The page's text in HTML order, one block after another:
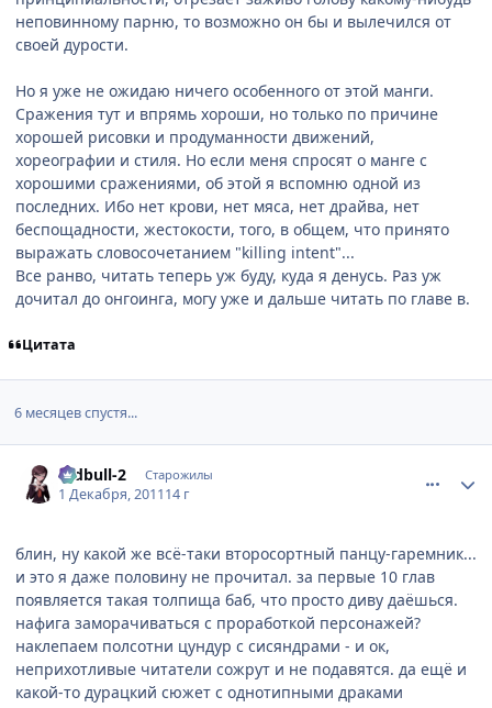
неповинному парню, то возможно он бы и вылечился от
своей дурости.
Но я уже не ожидаю ничего особенного от этой манги.
Сражения тут и впрямь хороши, но только по причине
хорошей рисовки и продуманности движений,
хореографии и стиля. Но если меня спросят о манге с
хорошими сражениями, об этой я вспомню одной из
последних. Ибо нет крови, нет мяса, нет драйва, нет
беспощадности, жестокости, того, в общем, что принято
выражать словосочетанием "killing intent"...
Все ранво, читать теперь уж буду, куда я денусь. Раз уж
дочитал до онгоинга, могу уже и дальше читать по главе в.
Цитата
6 месяцев спустя...
redbull-2 Старожилы
1 Декабря, 201114 г
блин, ну какой же всё-таки второсортный панцу-гаремник...
и это я даже половину не прочитал. за первые 10 глав
появляется такая толпища баб, что просто диву даёшься.
нафига заморачиваться с проработкой персонажей?
наклепаем полсотни цундур с сисяндрами - и ок,
неприхотливые читатели сожрут и не подавятся. да ещё и
какой-то дурацкий сюжет с однотипными драками